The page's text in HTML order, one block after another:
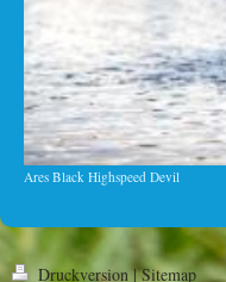
Ares Black Highspeed Devil
Druckversion| Sitemap